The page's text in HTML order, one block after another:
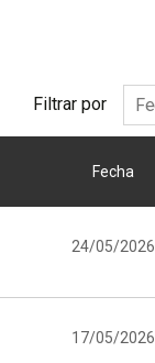
Filtrar por
Fecha
24/05/2026
17/05/2026